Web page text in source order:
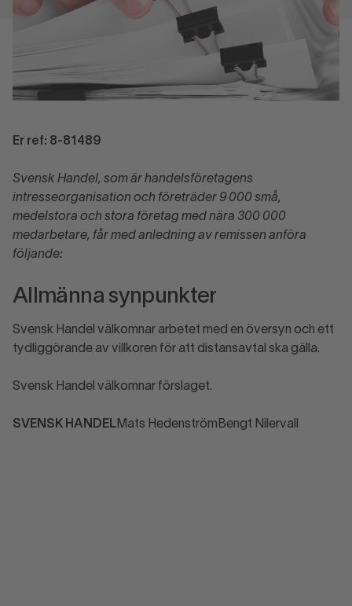
Er ref: 8-81489
Svensk Handel, som är handelsföretagens
intresseorganisation och företräder 9 000 små,
medelstora och stora företag med nära 300 000
medarbetare, får med anledning av remissen anföra
följande:
Allmänna synpunkter
Svensk Handel välkomnar arbetet med en översyn och ett
tydliggörande av villkoren för att distansavtal ska gälla.
Svensk Handel välkomnar förslaget.
SVENSK HANDEL Mats HedenströmBengt Nilervall